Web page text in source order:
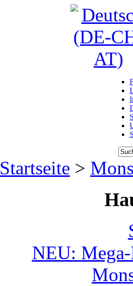
Startseite >
NEU: